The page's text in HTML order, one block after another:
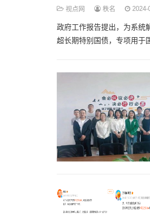
视点网 秩名 2024-
政府工作报告提出，为系统
超长期特别国债，专项用于